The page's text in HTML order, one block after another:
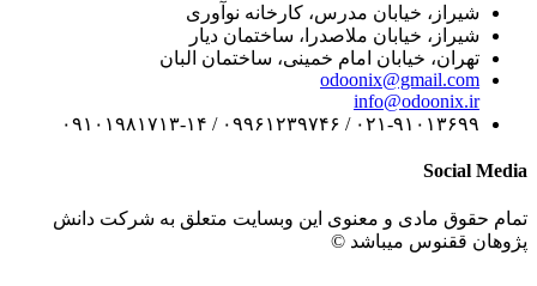
شیراز، خیابان مدرس، کارخانه نوآوری
شیراز، خیابان ملاصدرا، ساختمان دیار
تهران، خیابان امام خمینی، ساختمان البان
odoonix@gmail.com
info@odoonix.ir
۰۲۱-۹۱۰۱۳۶۹۹ / ۰۹۹۶۱۲۳۹۷۴۶ / ۰۹۱۰۱۹۸۱۷۱۳-۱۴
Social
حقوق مادی و معنوی این وبسایت متعلق به شرکت دانش
ققنوس میباشد ©